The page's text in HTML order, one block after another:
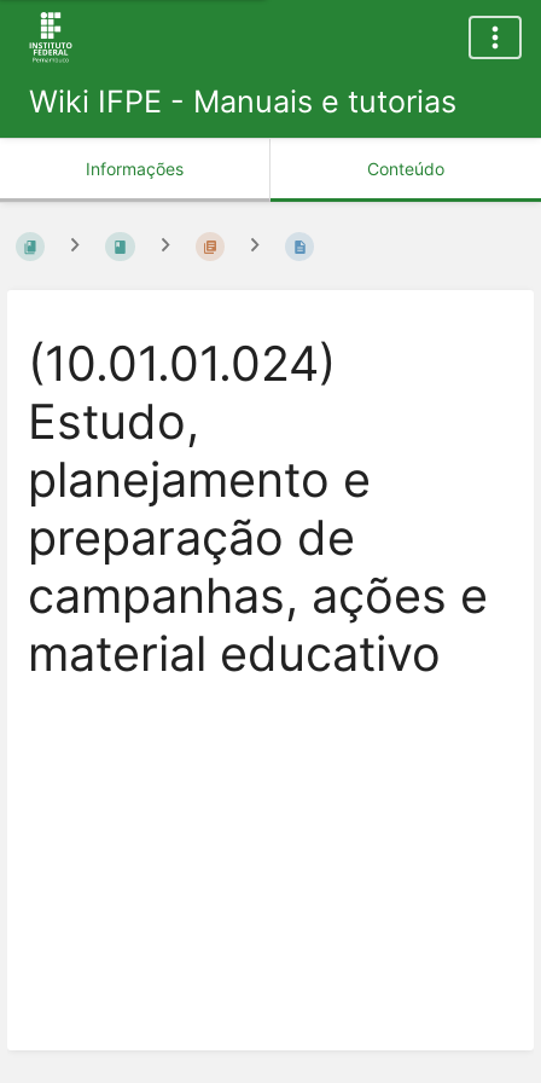
Wiki IFPE - Manuais e tutorias
Informações Conteúdo
(10.01.01.024)
Estudo,
planejamento e
preparação de
campanhas, ações e
material educativo